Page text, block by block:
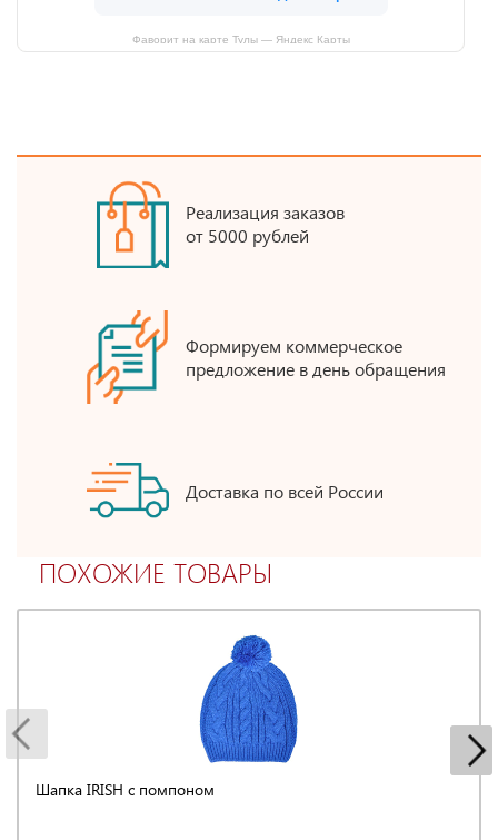
Фаворит на карте Тулы — Яндекс Карты
Реализация заказов
от 5000 рублей
Формируем коммерческое
предложение в день обращения
Доставка по всей России
ПОХОЖИЕ ТОВАРЫ
Шапка IRISH с помпоном